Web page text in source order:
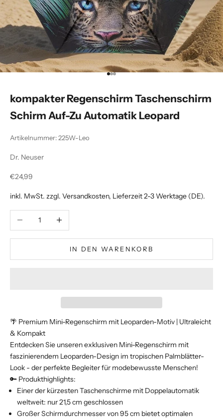
Gehe zu Element 1
Gehe zu Element 2
Gehe zu Element 3
kompakter Regenschirm Taschenschirm
Schirm Auf-Zu Automatik Leopard
Artikelnummer: 225W-Leo
Dr. Neuser
Angebot
€24,99
inkl. MwSt. zzgl. Versandkosten, Lieferzeit 2-3 Werktage (DE).
Anzahl verringernAnzahl erhöhen
IN DEN WARENKORB
🌴 Premium Mini-Regenschirm mit Leoparden-Motiv | Ultraleicht
& Kompakt
Entdecken Sie unseren exklusiven Mini-Regenschirm mit
faszinierendem Leoparden-Design im tropischen Palmblätter-
Look - der perfekte Begleiter für modebewusste Menschen!
🔑 Produkthighlights:
Einer der kürzesten Taschenschirme mit Doppelautomatik
weltweit: nur 21,5 cm geschlossen
Großer Schirmdurchmesser von 95 cm bietet optimalen